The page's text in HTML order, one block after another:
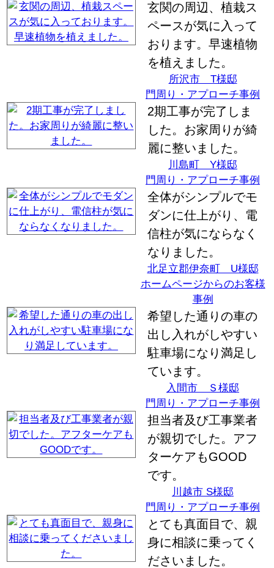
玄関の周辺、植栽ス
ペースが気に入って
おります。早速植物
を植えました。
所沢市 T様邸
門周り・アプローチ事例
2期工事が完了しま
した。お家周りが綺
麗に整いました。
川島町 Y様邸
門周り・アプローチ事例
全体がシンプルでモ
ダンに仕上がり、電
信柱が気にならなく
なりました。
北足立郡伊奈町 U様邸
ホームページからのお客様
事例
希望した通りの車の
出し入れがしやすい
駐車場になり満足し
ています。
入間市 Ｓ様邸
門周り・アプローチ事例
担当者及び工事業者
が親切でした。アフ
ターケアもGOOD
です。
川越市 S様邸
門周り・アプローチ事例
とても真面目で、親
身に相談に乗ってく
ださいました。